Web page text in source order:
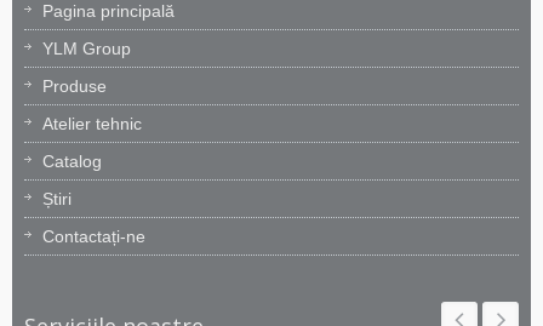
Pagina principală
YLM Group
Produse
Atelier tehnic
Catalog
Știri
Contactați-ne